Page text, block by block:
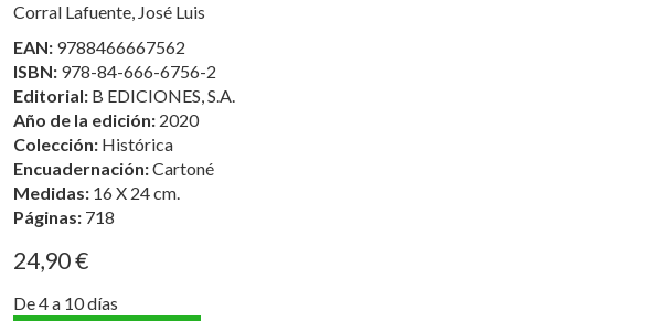
Corral Lafuente, José Luis
EAN: 9788466667562
ISBN: 978-84-666-6756-2
Editorial: B EDICIONES, S.A.
Año de la edición: 2020
Colección: Histórica
Encuadernación:Cartoné
Medidas: 16 X 24 cm.
Páginas: 718
24,90 €
De 4 a 10 días